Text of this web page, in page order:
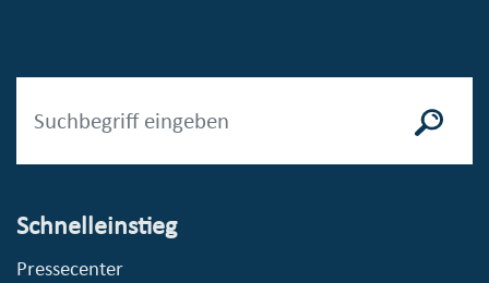
Schnelleinstieg
Pressecenter